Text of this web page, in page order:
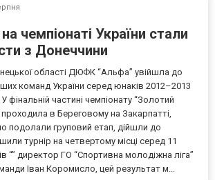
чемпіонаті України стали
з Донеччини
області ДЮФК “Альфа” увійшла до
команд України серед юнаків 2012–2013
фінальній частині чемпіонату “Золотий
в Береговому на Закарпатті,
подолали груповий етап, дійшли до
турнір на четвертому місці серед 11
“” директор ГО “Спортивна молодіжна ліга”
Іван Коромисло, цей результат м...